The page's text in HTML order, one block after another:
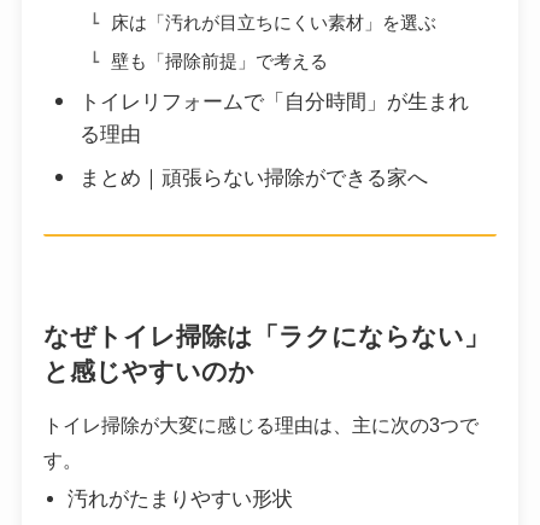
床は「汚れが目立ちにくい素材」を選ぶ
壁も「掃除前提」で考える
トイレリフォームで「自分時間」が生まれ
る理由
まとめ｜頑張らない掃除ができる家へ
なぜトイレ掃除は「ラクにならない」
と感じやすいのか
トイレ掃除が大変に感じる理由は、主に次の3つで
す。
汚れがたまりやすい形状